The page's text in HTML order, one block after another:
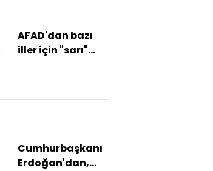
AFAD'dan bazı
iller için "sarı"
Cumhurbaşkanı
Erdoğan'dan,